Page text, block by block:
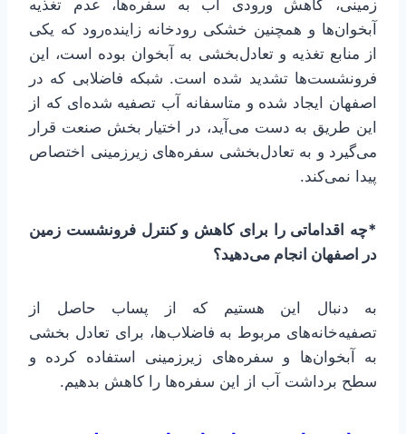
زمینی، کاهش ورودی آب به سفره‌ها، عدم تغذیه
آبخوان‌ها و همچنین خشکی رودخانه زاینده‌رود که یکی
از منابع تغذیه و تعادل‌بخشی به آبخوان بوده است، این
فرونشست‌ها تشدید شده است. شبکه فاضلابی که در
اصفهان ایجاد شده و متاسفانه آب تصفیه شده‌ای که از
این طریق به دست می‌آید، در اختیار بخش صنعت قرار
می‌گیرد و به تعادل‌بخشی سفره‌های زیرزمینی اختصاص
پیدا نمی‌کند.
*چه اقداماتی را برای کاهش و کنترل فرونشست زمین
در اصفهان انجام می‌دهید؟
به دنبال این هستیم که از پساب حاصل از
تصفیه‌خانه‌های مربوط به فاضلاب‌ها، برای تعادل بخشی
به آبخوان‌ها و سفره‌های زیرزمینی استفاده کرده و
سطح برداشت آب از این سفره‌ها را کاهش بدهیم.